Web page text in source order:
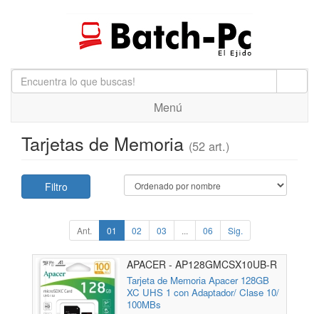
Menú
Tarjetas de Memoria (52 art.)
Filtro
Ant. 01 02 03 ... 06 Sig.
APACER - AP128GMCSX10UB-R
Tarjeta de Memoria Apacer 128GB
XC UHS 1 con Adaptador/ Clase 10/
100MBs